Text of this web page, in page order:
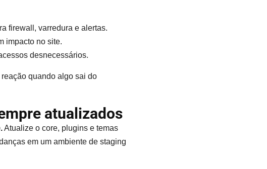
firewall, varredura e alertas.
impacto no site.
desnecessários.
quando algo sai do
atualizados
Atualize o core, plugins e temas
em um ambiente de staging